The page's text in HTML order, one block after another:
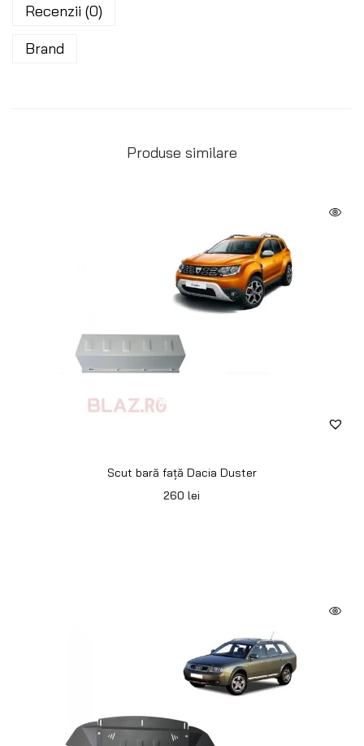
Recenzii (0)
Brand
Produse similare
Scut bară față Dacia Duster
260lei